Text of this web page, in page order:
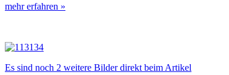
mehr erfahren »
Es sind noch 2 weitere Bilder direkt beim Artikel